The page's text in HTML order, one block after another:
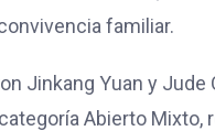
familiar.
Jinkang Yuan y
Abierto Mixto,